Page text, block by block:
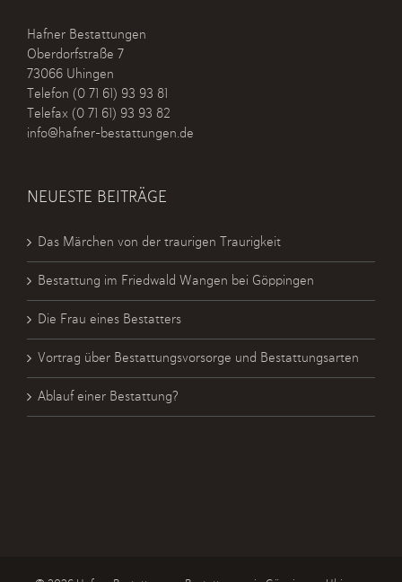
Hafner Bestattungen
Oberdorfstraße 7
73066 Uhingen
Telefon (0 71 61) 93 93 81
Telefax (0 71 61) 93 93 82
info@hafner-bestattungen.de
NEUESTE BEITRÄGE
Das Märchen von der traurigen Traurigkeit
Bestattung im Friedwald Wangen bei Göppingen
Die Frau eines Bestatters
Vortrag über Bestattungsvorsorge und Bestattungsarten
Ablauf einer Bestattung?